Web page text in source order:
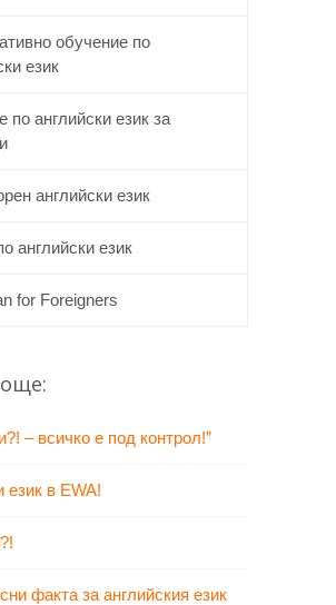
обучение по
език
по английски език за
английски език
английски език
for Foreigners
още:
– всичко е под контрол!”
език в EWA!
факта за английския език